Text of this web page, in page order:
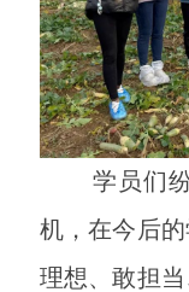
学员们纷
机，在今后
理想、敢担